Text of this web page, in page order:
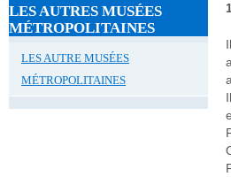
LES AUTRES MUSÉES
MÉTROPOLITAINES
LES AUTRE MUSÉES
MÉTROPOLITAINES